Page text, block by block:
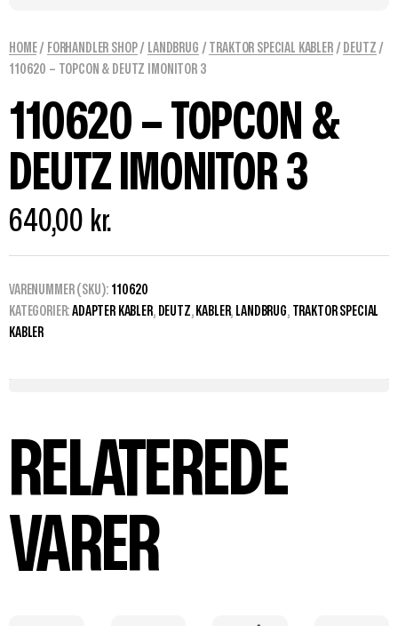
HOME/ FORHANDLER SHOP/ LANDBRUG / TRAKTOR SPECIAL KABLER/ DEUTZ /
110620 – TOPCON & DEUTZ IMONITOR 3
110620 – TOPCON &
DEUTZ IMONITOR 3
640,00 kr.
VARENUMMER (SKU): 110620
KATEGORIER:ADAPTER KABLER, DEUTZ, KABLER, LANDBRUG, TRAKTOR SPECIAL
KABLER
RELATEREDE
VARER